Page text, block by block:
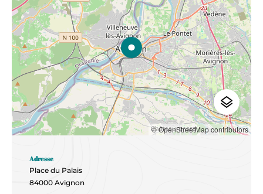
© OpenStreetMap contributors
Adresse
Place du Palais
84000 Avignon